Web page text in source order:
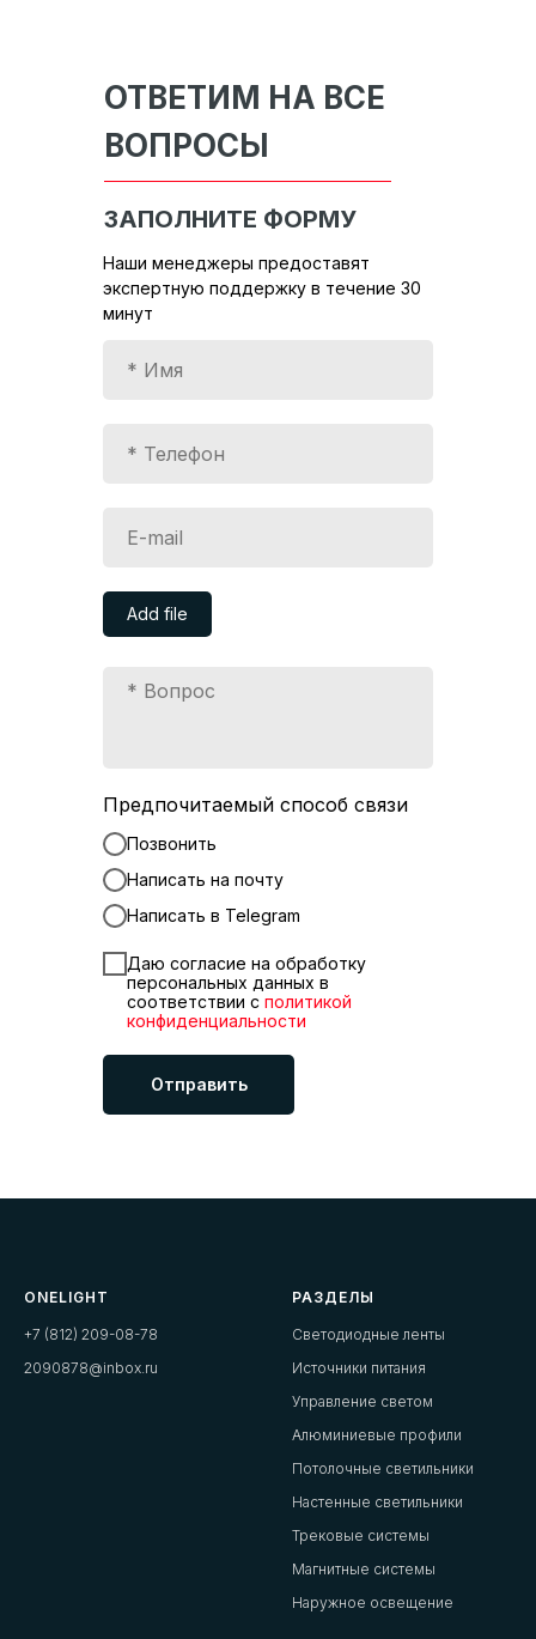
Add file
Предпочитаемый способ связи
Позвонить
Написать на почту
Написать в Telegram
Даю согласие на обработку
персональных данных в
соответствии с политикой
конфиденциальности
Отправить
ОТВЕТИМ НА ВСЕ
ВОПРОСЫ
Наши менеджеры предоставят
экспертную поддержку в течение 30
минут
ЗАПОЛНИТЕ ФОРМУ
ONELIGHT
+7 (812) 209-08-78
2090878@inbox.ru
РАЗДЕЛЫ
Светодиодные ленты
Источники питания
Управление светом
Алюминиевые профили
Потолочные светильники
Настенные светильники
Трековые системы
Магнитные системы
Наружное освещение